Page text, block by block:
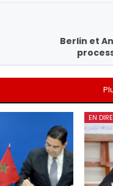
Berlin et
EN